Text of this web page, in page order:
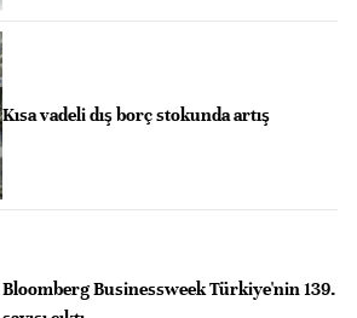
Kısa vadeli dış borç stokunda artış
Bloomberg Businessweek Türkiye'nin 139.